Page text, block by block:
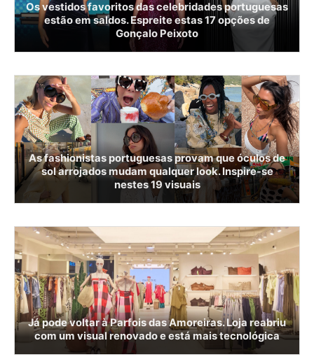
Os vestidos favoritos das celebridades portuguesas
estão em saldos. Espreite estas 17 opções de
Gonçalo Peixoto
As fashionistas portuguesas provam que óculos de
sol arrojados mudam qualquer look. Inspire-se
nestes 19 visuais
Já pode voltar à Parfois das Amoreiras. Loja reabriu
com um visual renovado e está mais tecnológica